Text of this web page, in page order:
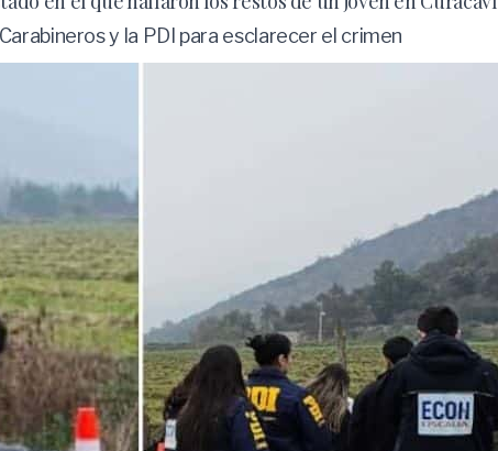
y la PDI para esclarecer el crimen